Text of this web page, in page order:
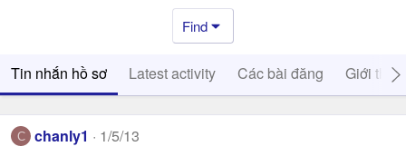
Find
Tin nhắn hồ sơ Latest activity Các bài đăng Giới thiệu
C chanly1 1/5/13